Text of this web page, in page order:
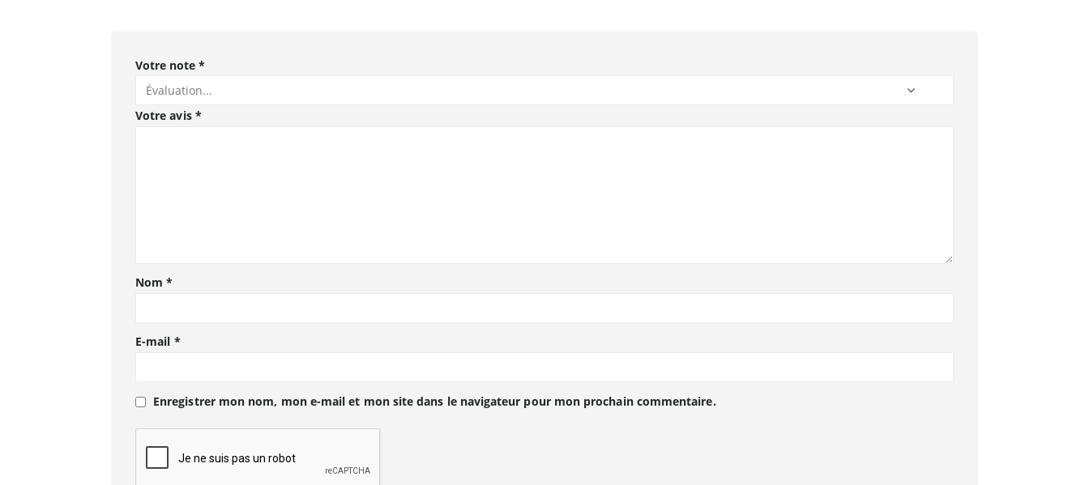
Votre note *
Votre avis *
Nom*
E-mail *
Enregistrer mon nom, mon e-mail et mon site dans le navigateur pour mon prochain commentaire.